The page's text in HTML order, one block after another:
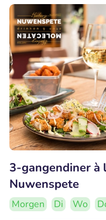
3-gangendiner à
Nuwenspete
Morgen Di Wo